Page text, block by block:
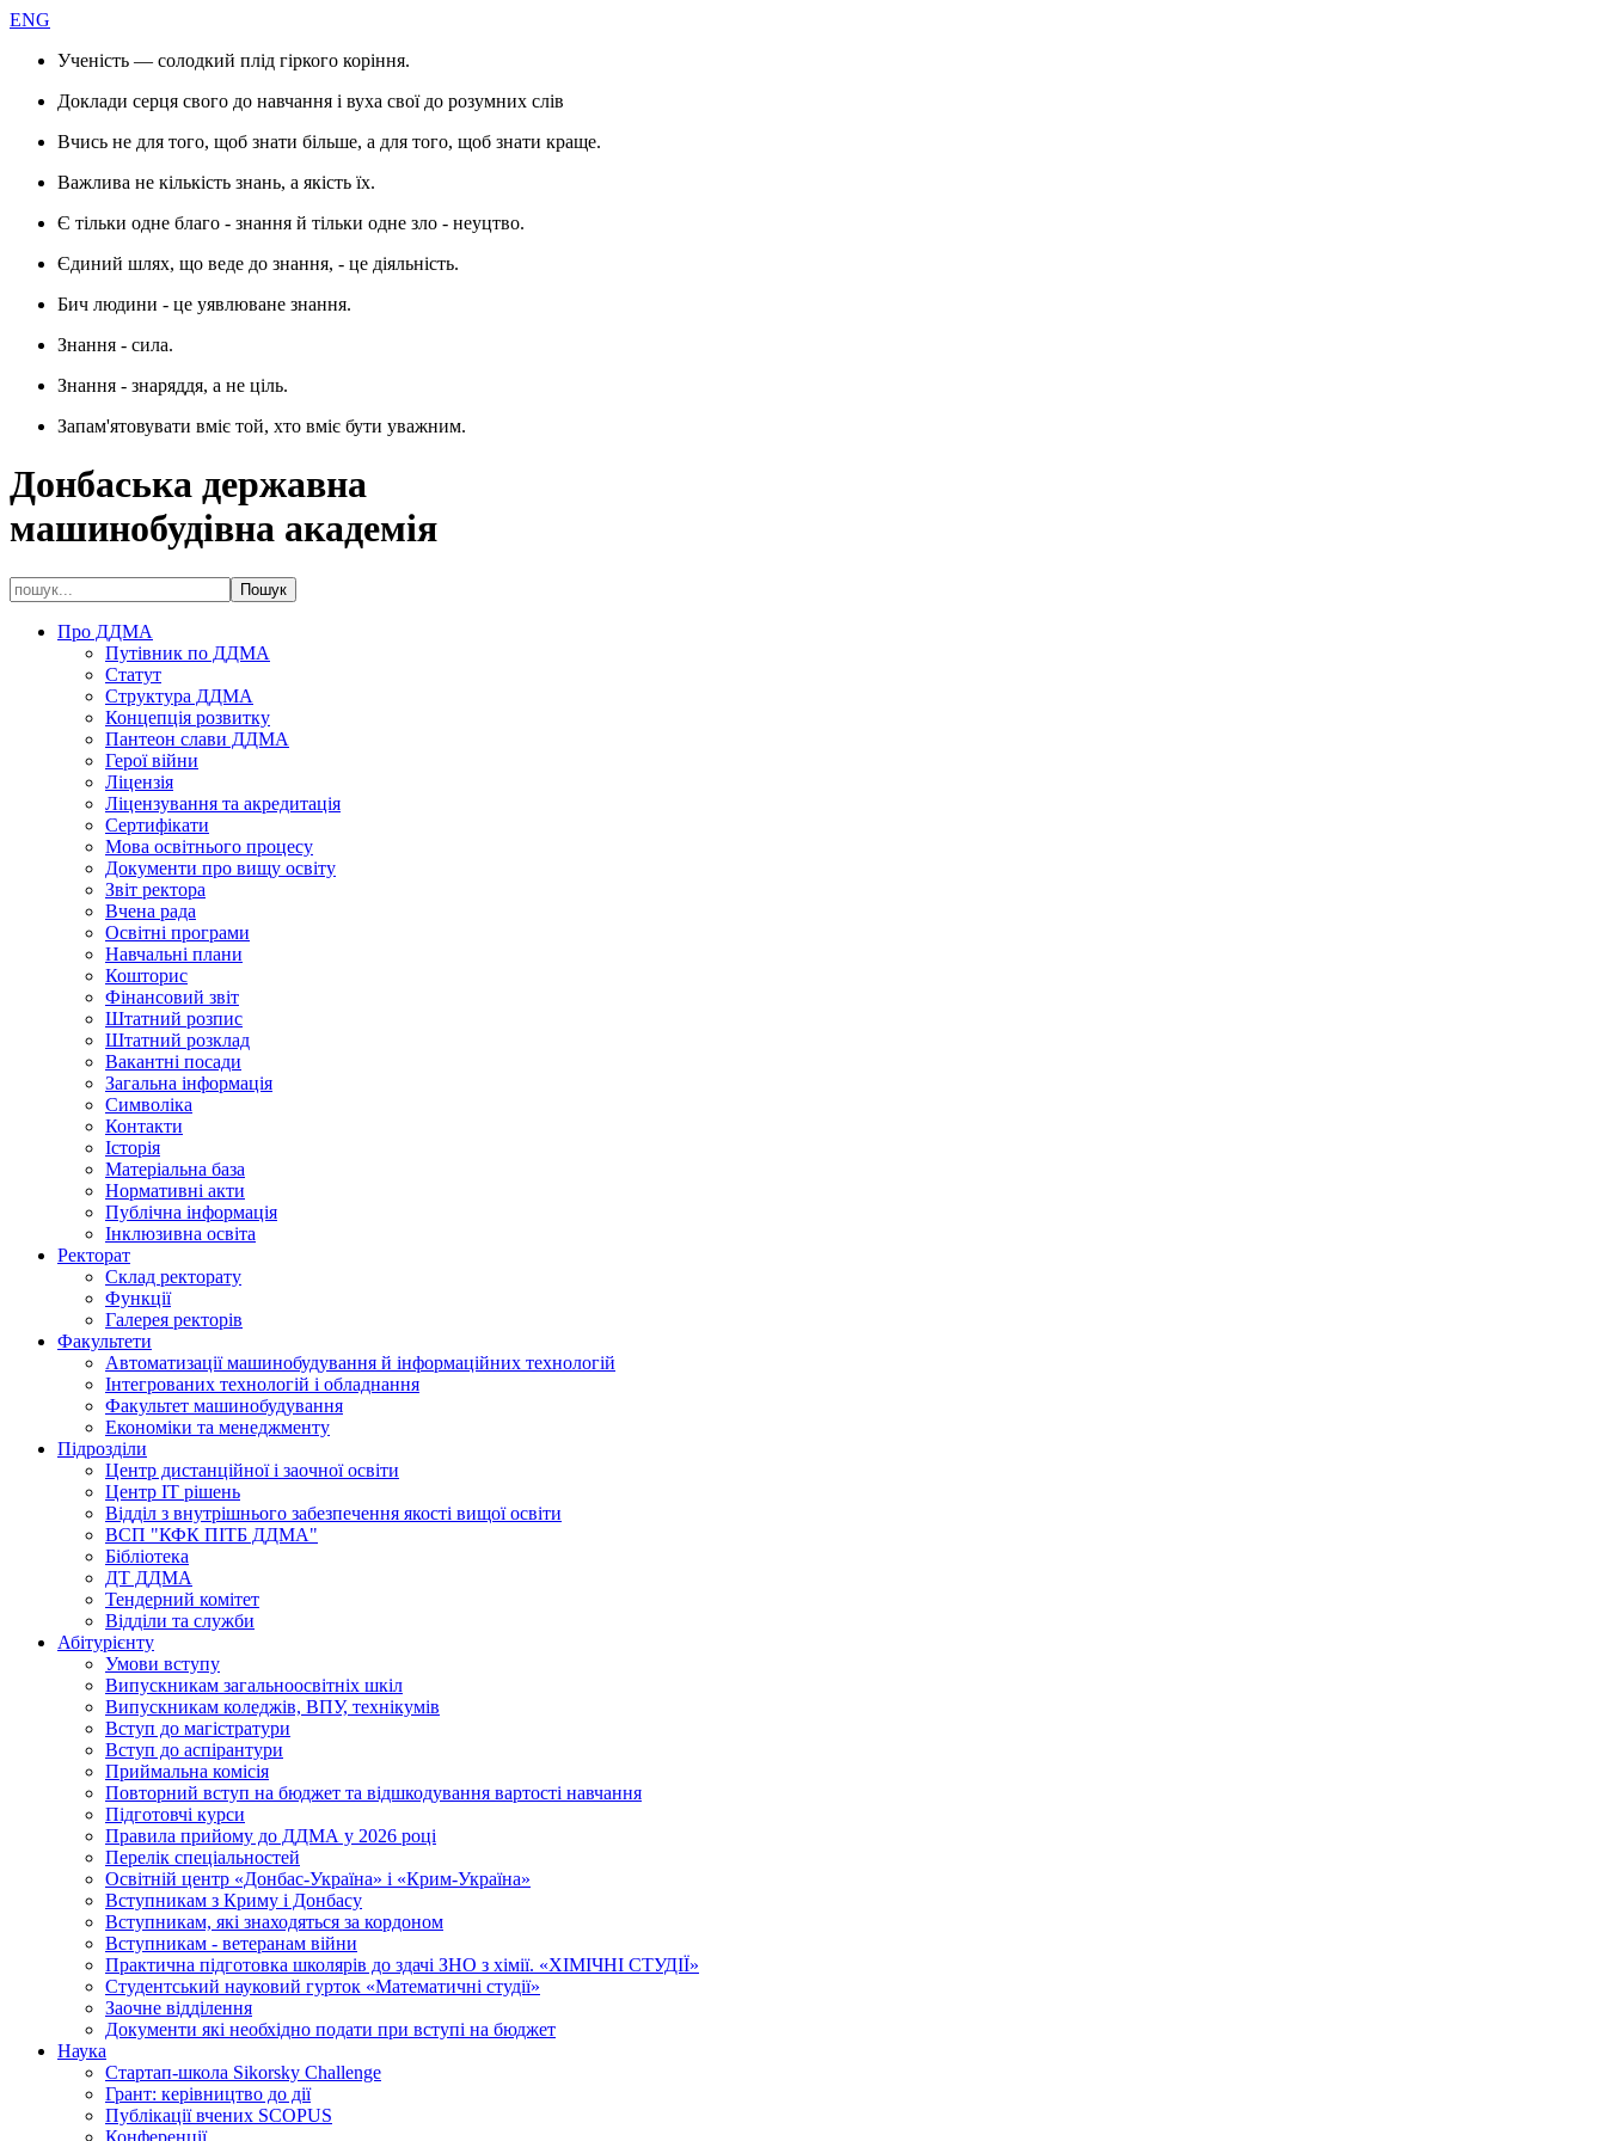
ENG
Ученість — солодкий плід гіркого коріння.
Доклади серця свого до навчання і вуха свої до розумних слів
Вчись не для того, щоб знати більше, а для того, щоб знати краще.
Важлива не кількість знань, а якість їх.
Є тільки одне благо - знання й тільки одне зло - неуцтво.
Єдиний шлях, що веде до знання, - це діяльність.
Бич людини - це уявлюване знання.
Знання - сила.
Знання - знаряддя, а не ціль.
Запам'ятовувати вміє той, хто вміє бути уважним.
Донбаська державна
машинобудівна академія
Про ДДМА
Путівник по ДДМА
Статут
Структура ДДМА
Концепція розвитку
Пантеон слави ДДМА
Герої війни
Ліцензія
Ліцензування та акредитація
Сертифікати
Мова освітнього процесу
Документи про вищу освіту
Звіт ректора
Вчена рада
Освітні програми
Навчальні плани
Кошторис
Фінансовий звіт
Штатний розпис
Штатний розклад
Вакантні посади
Загальна інформація
Символіка
Контакти
Історія
Матеріальна база
Нормативні акти
Публічна інформація
Інклюзивна освіта
Ректорат
Склад ректорату
Функції
Галерея ректорів
Факультети
Автоматизації машинобудування й інформаційних технологій
Інтегрованих технологій і обладнання
Факультет машинобудування
Економіки та менеджменту
Підрозділи
Центр дистанційної і заочної освіти
Центр ІТ рішень
Відділ з внутрішнього забезпечення якості вищої освіти
ВСП "КФК ПІТБ ДДМА"
Бібліотека
ДТ ДДМА
Тендерний комітет
Відділи та служби
Абітурієнту
Умови вступу
Випускникам загальноосвітніх шкіл
Випускникам коледжів, ВПУ, технікумів
Вступ до магістратури
Вступ до аспірантури
Приймальна комісія
Повторний вступ на бюджет та відшкодування вартості навчання
Підготовчі курси
Правила прийому до ДДМА у 2026 році
Перелік спеціальностей
Освітній центр «Донбас-Україна» і «Крим-Україна»
Вступникам з Криму і Донбасу
Вступникам, які знаходяться за кордоном
Вступникам - ветеранам війни
Практична підготовка школярів до здачі ЗНО з хімії. «ХІМІЧНІ СТУДІЇ»
Студентський науковий гурток «Математичні студії»
Заочне відділення
Документи які необхідно подати при вступі на бюджет
Наука
Стартап-школа Sikorsky Challenge
Грант: керівництво до дії
Публікації вчених SCOPUS
Конференції